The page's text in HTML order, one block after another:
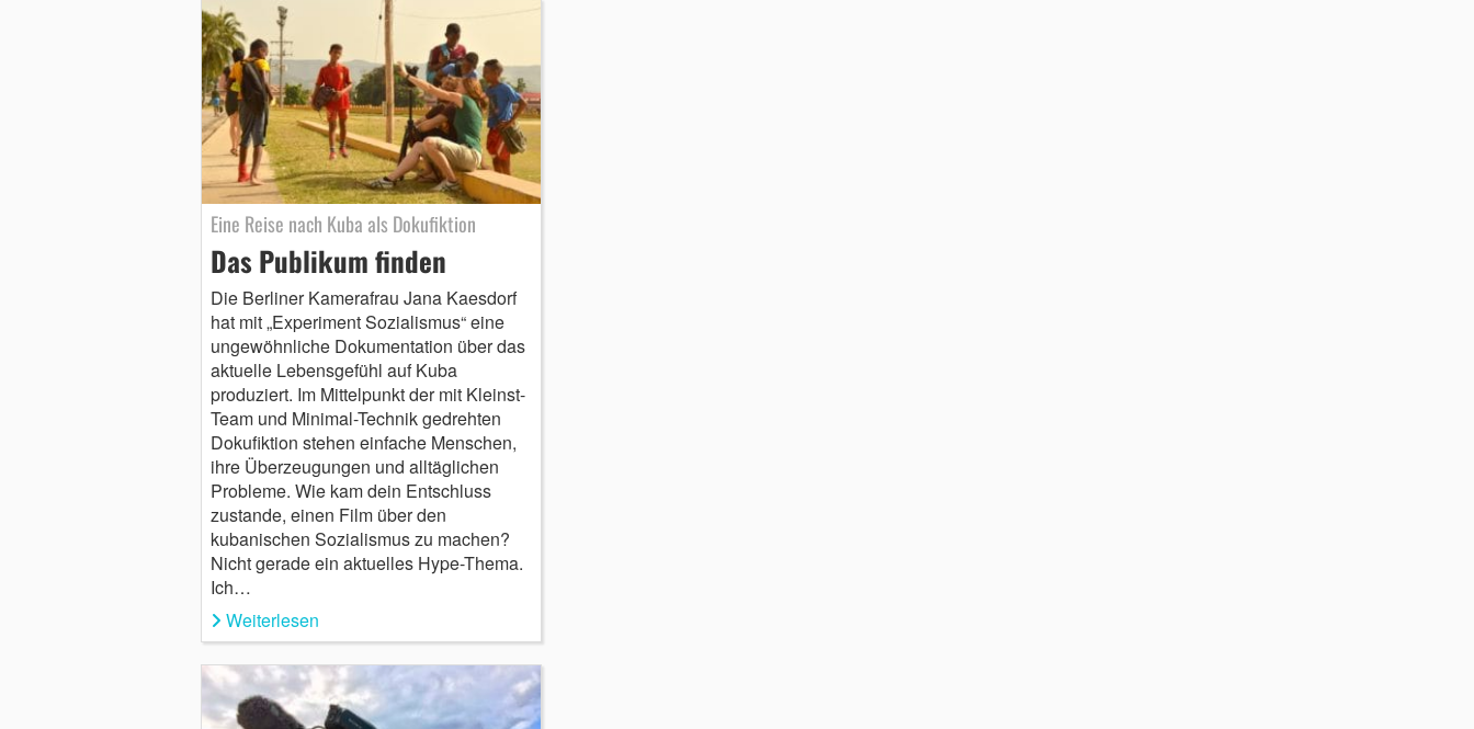
Eine Reise nach Kuba als Dokufiktion
Das Publikum finden
Die Berliner Kamerafrau Jana Kaesdorf
hat mit „Experiment Sozialismus“ eine
ungewöhnliche Dokumentation über das
aktuelle Lebensgefühl auf Kuba
produziert. Im Mittelpunkt der mit Kleinst-
Team und Minimal-Technik gedrehten
Dokufiktion stehen einfache Menschen,
ihre Überzeugungen und alltäglichen
Probleme. Wie kam dein Entschluss
zustande, einen Film über den
kubanischen Sozialismus zu machen?
Nicht gerade ein aktuelles Hype-Thema.
Ich…
Weiterlesen